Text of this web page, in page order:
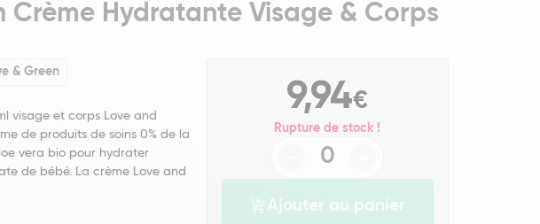
Crème Hydratante Visage & Corps
& Green
visage et corps Love and
de produits de soins 0% de la
vera bio pour hydrater
de bébé. La crème Love and
9,94€
Rupture de stock !
Ajouter au panier